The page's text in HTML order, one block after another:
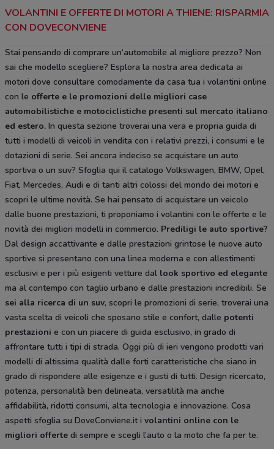
VOLANTINI E OFFERTE DI MOTORI A THIENE: RISPARMIA
CON DOVECONVIENE
Stai pensando di comprare un’automobile al migliore prezzo? Non
sai che modello scegliere? Esplora la nostra area dedicata ai
motori dove consultare comodamente da casa tua i volantini online
con le offerte e le promozioni delle migliori case
automobilistiche e motociclistiche presenti sul mercato italiano
ed estero. In questa sezione troverai una vera e propria guida di
tutti i modelli di veicoli in vendita con i relativi prezzi, i consumi e le
dotazioni di serie. Sei ancora indeciso se acquistare un auto
sportiva o un suv? Sfoglia qui il catalogo Volkswagen, BMW, Opel,
Fiat, Mercedes, Audi e di tanti altri colossi del mondo dei motori e
scopri le ultime novità. Se hai pensato di acquistare un veicolo
dalle buone prestazioni, ti proponiamo i volantini con le offerte e le
novità dei migliori modelli in commercio. Prediligi le auto sportive?
Dal design accattivante e dalle prestazioni grintose le nuove auto
sportive si presentano con una linea moderna e con allestimenti
esclusivi e per i più esigenti vetture dal look sportivo ed elegante
ma al contempo con taglio urbano e dalle prestazioni incredibili. Se
sei alla ricerca di un suv, scopri le promozioni di serie, troverai una
vasta scelta di veicoli che sposano stile e confort, dalle potenti
prestazioni e con un piacere di guida esclusivo, in grado di
affrontare tutti i tipi di strada. Oggi più di ieri vengono prodotti vari
modelli di altissima qualità dalle forti caratteristiche che siano in
grado di rispondere alle esigenze e i gusti di tutti. Design ricercato,
potenza, personalità ben delineata, versatilità ma anche
affidabilità, ridotti consumi, alta tecnologia e innovazione. Cosa
aspetti sfoglia su DoveConviene.it i volantini online con le
migliori offerte di sempre e scegli l’auto o la moto che fa per te.